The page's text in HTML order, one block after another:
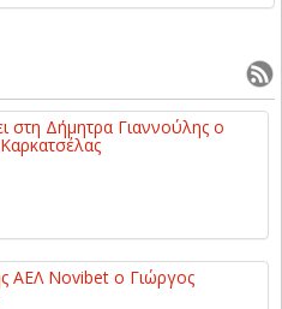
στη Δήμητρα Γιαννούλης ο
ΑΕΛ Novibet ο Γιώργος